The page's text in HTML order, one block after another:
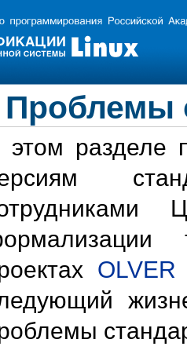
Проблемы
этом разделе
OLVER